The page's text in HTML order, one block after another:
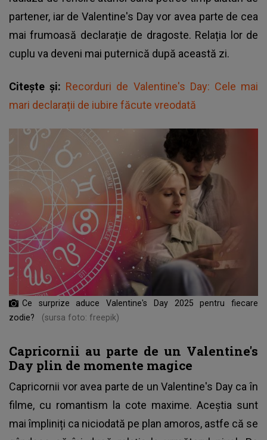
partener, iar de Valentine's Day vor avea parte de cea
mai frumoasă declarație de dragoste. Relația lor de
cuplu va deveni mai puternică după această zi.
Citește și: Recorduri de Valentine's Day: Cele mai
mari declarații de iubire făcute vreodată
Ce surprize aduce Valentine's Day 2025 pentru fiecare
zodie?
(sursa foto: freepik)
Capricornii au parte de un Valentine's
Day plin de momente magice
Capricornii vor avea parte de un Valentine's Day ca în
filme, cu romantism la cote maxime. Aceștia sunt
mai împliniți ca niciodată pe plan amoros, astfe că se